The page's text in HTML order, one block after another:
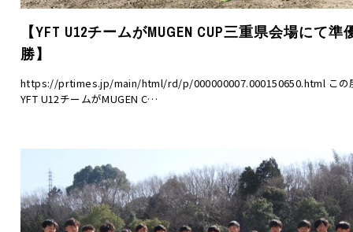
【YFT U12チームがMUGEN CUP三重県会場にて準
勝】
https://prtimes.jp/main/html/rd/p/000000007.000150650.html この
YFT U12チームがMUGEN C…